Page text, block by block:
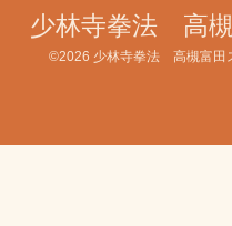
少林寺拳法 高
©2026 少林寺拳法 高槻富田